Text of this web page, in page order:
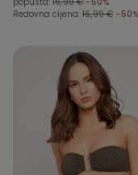
Redovna cijena: 16,99 € -50%